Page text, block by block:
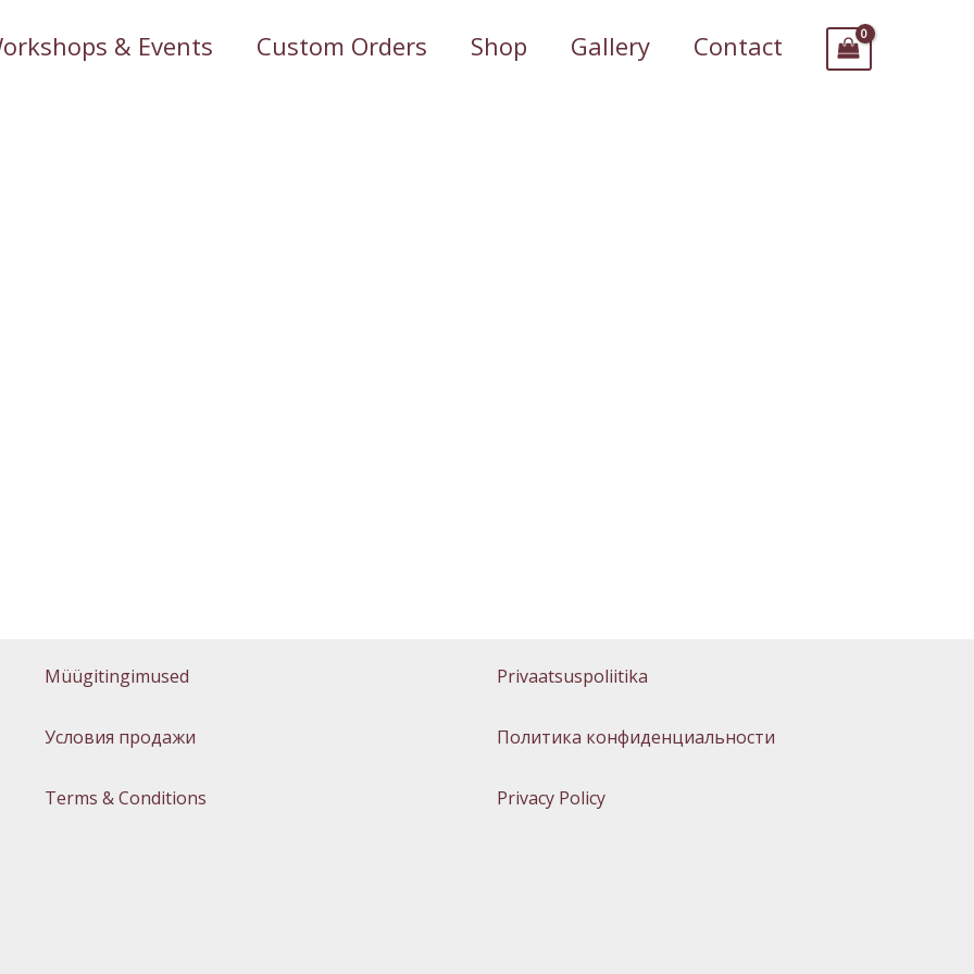
& Events Custom Orders Shop Gallery Contact
Müügitingimused
Условия продажи
Terms & Conditions
Privaatsuspoliitika
Политика конфиденциальности
Privacy Policy